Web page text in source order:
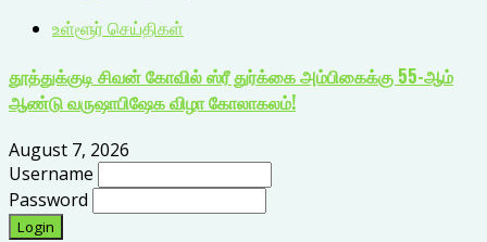
உள்ளூர் செய்திகள்
தூத்துக்குடி சிவன் கோவில் ஸ்ரீ துர்க்கை அம்பிகைக்கு 55-ஆம்
ஆண்டு வருஷாபிஷேக விழா கோலாகலம்!
August 7, 2026
Username
Password